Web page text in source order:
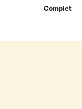
Complet